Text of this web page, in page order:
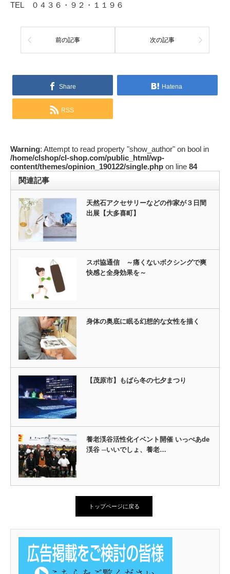
TEL ０４３６・９２・１１９６
前の記事 次の記事
Share Hatena
RSS
Warning: Attempt to read property "show_author" on bool in
/home/clshop/cl-shop.com/public_html/wp-
content/themes/opinion_190122/single.php on line 84
関連記事
天然石アクセサリーなどの作家が３日間
出展【大多喜町】
スポ協通信 ～痛くないボクシングで爽
快感と全身効果を～
身体の奥底に眠る幻想的な女性を描く
【茂原市】もばら冬の七夕まつり
養老渓谷活性化イベント開催 いっぺあde
渓谷 ─いいでしょ、養老…
トップページに戻る